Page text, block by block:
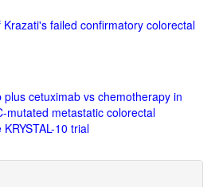
failed confirmatory colorectal
cetuximab vs chemotherapy in
mutated metastatic colorectal
10 trial